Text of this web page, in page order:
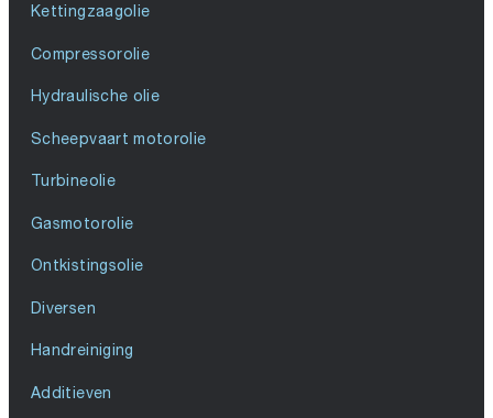
Kettingzaagolie
Compressorolie
Hydraulische olie
Scheepvaart motorolie
Turbineolie
Gasmotorolie
Ontkistingsolie
Diversen
Handreiniging
Additieven